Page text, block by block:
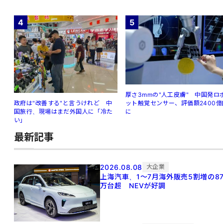
4
政府は"改善する"と言うけれど 中
国旅行、現場はまだ外国人に「冷た
い」
5
厚さ3mmの"人工皮膚" 中国発ロ
ット触覚センサー、評価額2400
に
最新記事
2026.08.08 大企業
上海汽車、1～7月海外販売5割増の
万台超 NEVが好調